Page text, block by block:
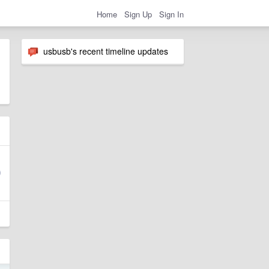
Home Sign Up Sign In
usbusb's recent timeline updates